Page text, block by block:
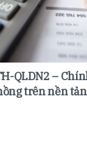
QLDN2 –
trên nền